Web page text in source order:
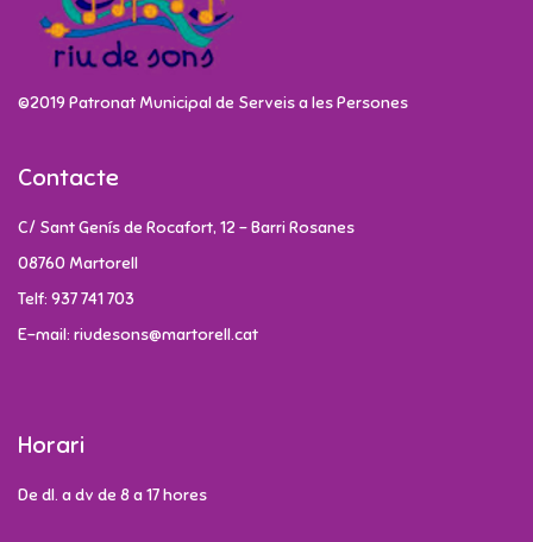
©2019 Patronat Municipal de Serveis a les Persones
Contacte
C/ Sant Genís de Rocafort, 12 - Barri Rosanes
08760 Martorell
Telf: 937 741 703
E-mail: riudesons@martorell.cat
Horari
De dl. a dv de 8 a 17 hores